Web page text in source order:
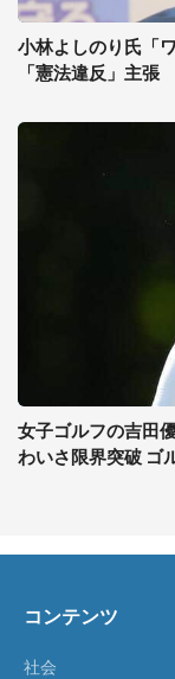
小林よしのり氏「
「憲法違反」主張
女子ゴルフの吉田
わいさ限界突破 ゴ
コンテンツ
社会